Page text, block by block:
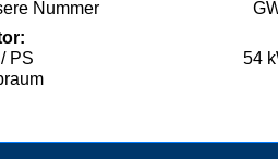
Nummer
PS
54